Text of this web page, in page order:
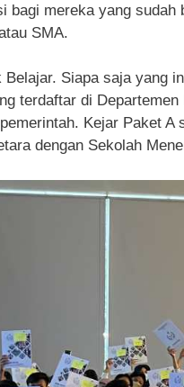
bagi mereka yang
SMA.
Siapa saja yang
terdaftar di
Kejar Paket
dengan Sekolah